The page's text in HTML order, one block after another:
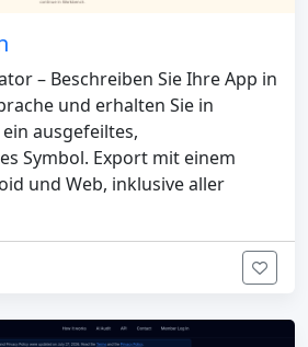
– Beschreiben Sie Ihre App in
und erhalten Sie in
ausgefeiltes,
Symbol. Export mit einem
und Web, inklusive aller